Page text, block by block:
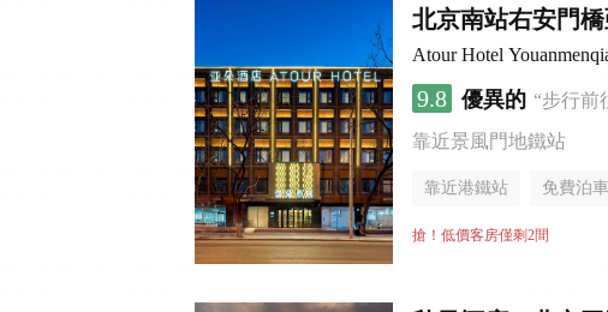
北京南站右安門
Atour Hotel
9.8 優異的 “步行前
靠近景風門地鐵站
靠近港鐵站 免費泊車
行李寄存服務
搶！低價客房僅剩2間